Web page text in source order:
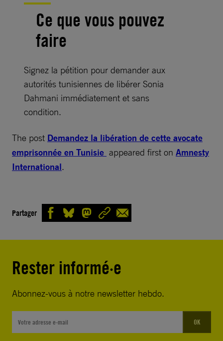
Ce que vous pouvez
faire
Signez la pétition pour demander aux
autorités tunisiennes de libérer Sonia
Dahmani immédiatement et sans
condition.
The post ​Demandez la libération de cette avocate
emprisonnée en Tunisie appeared first on Amnesty
International.
Partager
Rester informé·e
Abonnez-vous à notre newsletter hebdo.
OK